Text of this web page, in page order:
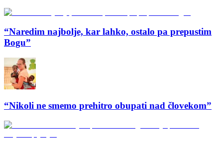
“Naredim najbolje, kar lahko, ostalo pa prepustim
Bogu”
“Nikoli ne smemo prehitro obupati nad človekom”